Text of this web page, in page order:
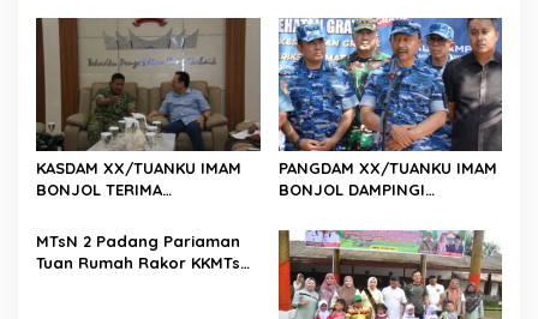
Abadhy Dorong Kolaborasi
Polri dan Media Demi
Kepentingan Masyarakat
KEBUTUHAAN STOK DARAH
KASDAM XX/TUANKU IMAM
BONJOL TERIMA
ANGGOTA DPD RI H. IRMAN
GUSMAN, S.E., M.B.A., DI
PANGDAM XX/TUANKU IMAM
BONJOL DAMPINGI
AU KE-79 DI LANUD SUTAN
SJAHRIR
MTsN 2 Padang Pariaman
Tuan Rumah Rakor KKMTs